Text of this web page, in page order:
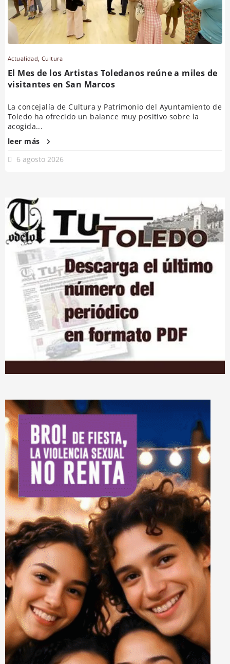
Actualidad,Cultura
El Mes de los Artistas Toledanos reúne a miles de
visitantes en San Marcos
La concejalía de Cultura y Patrimonio del Ayuntamiento de
Toledo ha ofrecido un balance muy positivo sobre la
acogida...
leer más
6 agosto 2026